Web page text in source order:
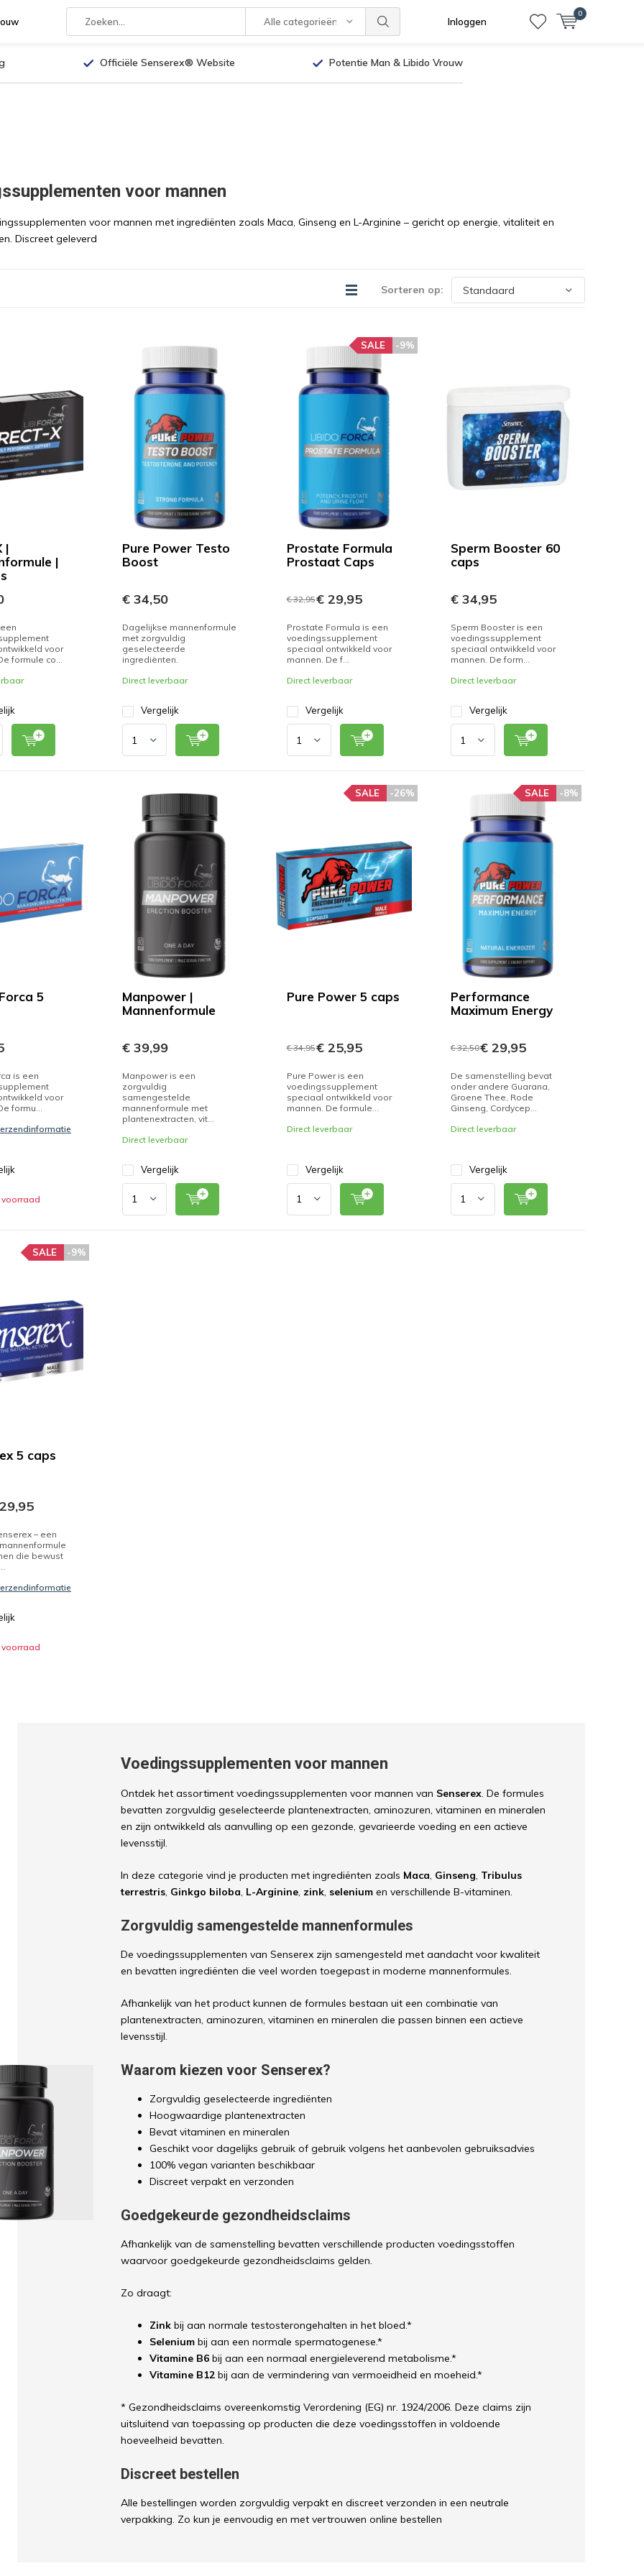
Alle categorieën Inloggen
0
Officiële Senserex® Website Potentie Man & Libido Vrouw
voor mannen
voor mannen met ingrediënten zoals Maca, Ginseng en L-Arginine – gericht op energie, vitaliteit en
Discreet geleverd
Sorteren op:
|
|
voor
formule co...
Pure Power Testo
Boost
€ 34,50
Dagelijkse mannenformule
met zorgvuldig
geselecteerde
ingrediënten.
Direct leverbaar
Vergelijk
Prostate Formula
Prostaat Caps
-9%
SALE
€ 32,95€ 29,95
Prostate Formula is een
voedingssupplement
speciaal ontwikkeld voor
mannen. De f...
Direct leverbaar
Vergelijk
Sperm Booster 60
caps
€ 34,95
Sperm Booster is een
voedingssupplement
speciaal ontwikkeld voor
mannen. De form...
Direct leverbaar
Vergelijk
5
is een
voor
formu...
Manpower |
Mannenformule
€ 39,99
Manpower is een
zorgvuldig
samengestelde
mannenformule met
plantenextracten, vit...
Direct leverbaar
Vergelijk
Pure Power 5 caps
-26%
SALE
€ 34,95€ 25,95
Pure Power is een
voedingssupplement
speciaal ontwikkeld voor
mannen. De formule...
Direct leverbaar
Vergelijk
Performance
Maximum Energy
-8%
SALE
€ 32,50€ 29,95
De samenstelling bevat
onder andere Guarana,
Groene Thee, Rode
Ginseng, Cordycep...
Direct leverbaar
Vergelijk
5 caps
-9%
SALE
– een
die bewust
Voedingssupplementen voor mannen
Ontdek het assortiment voedingssupplementen voor mannen van Senserex. De formules
bevatten zorgvuldig geselecteerde plantenextracten, aminozuren, vitaminen en mineralen
en zijn ontwikkeld als aanvulling op een gezonde, gevarieerde voeding en een actieve
levensstijl.
In deze categorie vind je producten met ingrediënten zoals Maca, Ginseng, Tribulus
terrestris, Ginkgo biloba, L-Arginine, zink, selenium en verschillende B-vitaminen.
Zorgvuldig samengestelde mannenformules
De voedingssupplementen van Senserex zijn samengesteld met aandacht voor kwaliteit
en bevatten ingrediënten die veel worden toegepast in moderne mannenformules.
Afhankelijk van het product kunnen de formules bestaan uit een combinatie van
plantenextracten, aminozuren, vitaminen en mineralen die passen binnen een actieve
levensstijl.
Waarom kiezen voor Senserex?
Zorgvuldig geselecteerde ingrediënten
Hoogwaardige plantenextracten
Bevat vitaminen en mineralen
Geschikt voor dagelijks gebruik of gebruik volgens het aanbevolen gebruiksadvies
100% vegan varianten beschikbaar
Discreet verpakt en verzonden
Goedgekeurde gezondheidsclaims
Afhankelijk van de samenstelling bevatten verschillende producten voedingsstoffen
waarvoor goedgekeurde gezondheidsclaims gelden.
Zo draagt:
Zink bij aan normale testosterongehalten in het bloed.*
Selenium bij aan een normale spermatogenese.*
Vitamine B6 bij aan een normaal energieleverend metabolisme.*
Vitamine B12 bij aan de vermindering van vermoeidheid en moeheid.*
* Gezondheidsclaims overeenkomstig Verordening (EG) nr. 1924/2006. Deze claims zijn
uitsluitend van toepassing op producten die deze voedingsstoffen in voldoende
hoeveelheid bevatten.
Discreet bestellen
Alle bestellingen worden zorgvuldig verpakt en discreet verzonden in een neutrale
verpakking. Zo kun je eenvoudig en met vertrouwen online bestellen